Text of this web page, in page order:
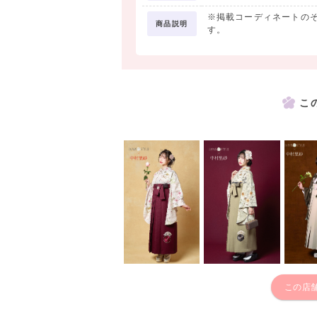
商品説明
※掲載コーディネートの
す。
こ
この店